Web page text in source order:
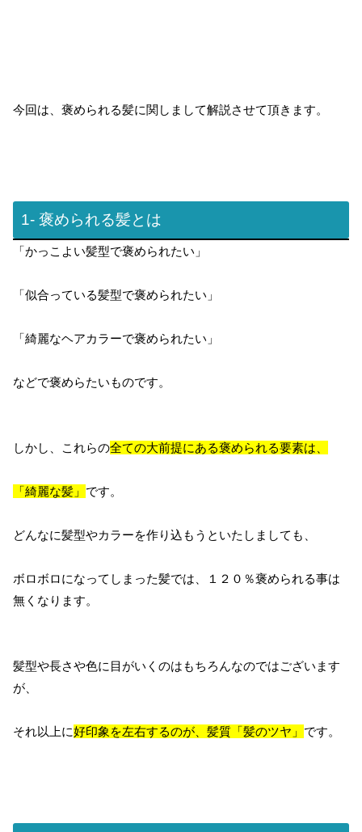
今回は、褒められる髪に関しまして解説させて頂きます。
1- 褒められる髪とは
「かっこよい髪型で褒められたい」
「似合っている髪型で褒められたい」
「綺麗なヘアカラーで褒められたい」
などで褒めらたいものです。
しかし、これらの全ての大前提にある褒められる要素は、
「綺麗な髪」 です。
どんなに髪型やカラーを作り込もうといたしましても、
ボロボロになってしまった髪では、１２０％褒められる事は
無くなります。
髪型や長さや色に目がいくのはもちろんなのではございます
が、
それ以上に好印象を左右するのが、髪質「髪のツヤ」 です。